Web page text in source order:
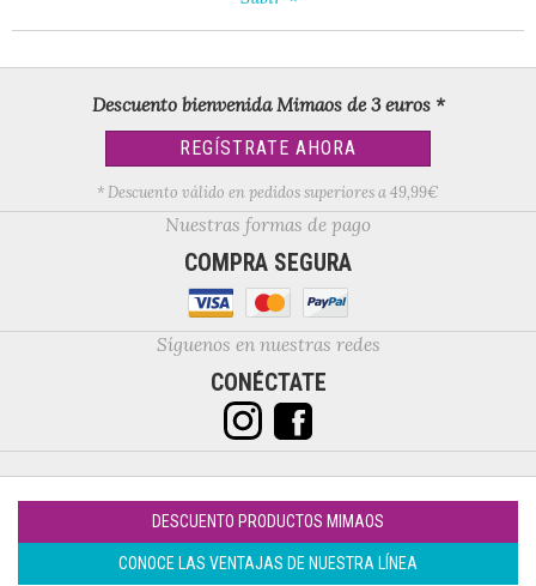
Descuento bienvenida Mimaos de 3 euros *
REGÍSTRATE AHORA
* Descuento válido en pedidos superiores a 49,99€
Nuestras formas de pago
COMPRA SEGURA
Síguenos en nuestras redes
CONÉCTATE
DESCUENTO PRODUCTOS MIMAOS
CONOCE LAS VENTAJAS DE NUESTRA LÍNEA